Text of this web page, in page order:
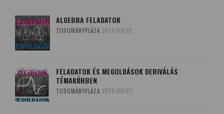
ALGEBRA FELADATOK
TUDOMÁNYPLÁZA 2017/05/23
FELADATOK ÉS MEGOLDÁSOK DERIVÁLÁS
TÉMAKÖRBEN
TUDOMÁNYPLÁZA 2017/05/07